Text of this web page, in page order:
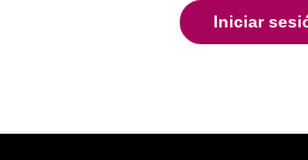
Iniciar